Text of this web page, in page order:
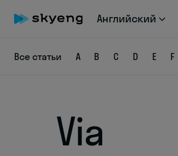
Английский
Все статьи A B C D E F
Via